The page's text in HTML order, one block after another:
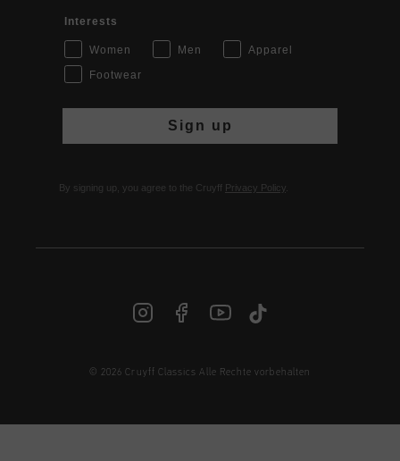
DE | € EUR
Interests
Women Men
Apparel
Footwear
Sign up
By signing up, you agree to the Cruyff Privacy Policy
© 2026 Cruyff Classics Alle Rechte vorbehalten